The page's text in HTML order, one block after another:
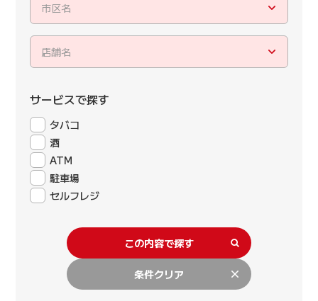
市区名
店舗名
サービスで探す
タバコ
酒
ATM
駐車場
セルフレジ
この内容で探す
条件クリア